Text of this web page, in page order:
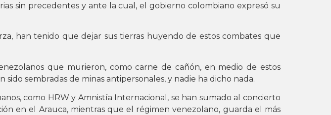
sin precedentes y ante la cual, el gobierno colombiano expresó su
han tenido que dejar sus tierras huyendo de estos combates que
que murieron, como carne de cañón, en medio de estos
sembradas de minas antipersonales, y nadie ha dicho nada.
como HRW y Amnistía Internacional, se han sumado al concierto
en el Arauca, mientras que el régimen venezolano, guarda el más